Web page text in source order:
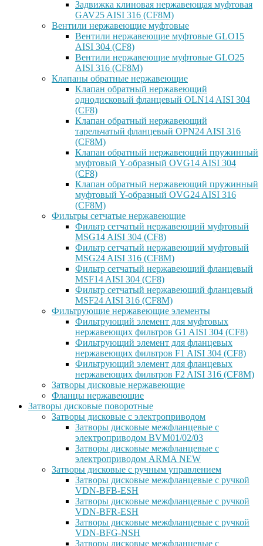
Задвижка клиновая нержавеющая муфтовая
GAV25 AISI 316 (CF8M)
Вентили нержавеющие муфтовые
Вентили нержавеющие муфтовые GLO15
AISI 304 (CF8)
Вентили нержавеющие муфтовые GLO25
AISI 316 (CF8M)
Клапаны обратные нержавеющие
Клапан обратный нержавеющий
однодисковый фланцевый OLN14 AISI 304
(CF8)
Клапан обратный нержавеющий
тарельчатый фланцевый OPN24 AISI 316
(CF8M)
Клапан обратный нержавеющий пружинный
муфтовый Y-образный OVG14 AISI 304
(CF8)
Клапан обратный нержавеющий пружинный
муфтовый Y-образный OVG24 AISI 316
(CF8М)
Фильтры сетчатые нержавеющие
Фильтр сетчатый нержавеющий муфтовый
MSG14 AISI 304 (CF8)
Фильтр сетчатый нержавеющий муфтовый
MSG24 AISI 316 (CF8M)
Фильтр сетчатый нержавеющий фланцевый
MSF14 AISI 304 (CF8)
Фильтр сетчатый нержавеющий фланцевый
MSF24 AISI 316 (CF8M)
Фильтрующие нержавеющие элементы
Фильтрующий элемент для муфтовых
нержавеющих фильтров G1 AISI 304 (CF8)
Фильтрующий элемент для фланцевых
нержавеющих фильтров F1 AISI 304 (CF8)
Фильтрующий элемент для фланцевых
нержавеющих фильтров F2 AISI 316 (CF8M)
Затворы дисковые нержавеющие
Фланцы нержавеющие
Затворы дисковые поворотные
Затворы дисковые с электроприводом
Затворы дисковые межфланцевые с
электроприводом BVM01/02/03
Затворы дисковые межфланцевые с
электроприводом ARMA NEW
Затворы дисковые с ручным управлением
Затворы дисковые межфланцевые с ручкой
VDN-BFB-ESH
Затворы дисковые межфланцевые с ручкой
VDN-BFR-ESH
Затворы дисковые межфланцевые с ручкой
VDN-BFG-NSH
Затворы дисковые межфланцевые с